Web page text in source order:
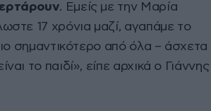
. Εμείς με την Μαρία
17 χρόνια μαζί, αγαπάμε το
σημαντικότερο από όλα – άσχετα
το παιδί», είπε αρχικά ο Γιάννης